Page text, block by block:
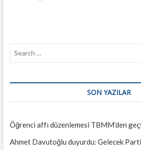
SON YAZILAR
Öğrenci affı düzenlemesi TBMM’den
Ahmet Davutoğlu duyurdu: Gelecek